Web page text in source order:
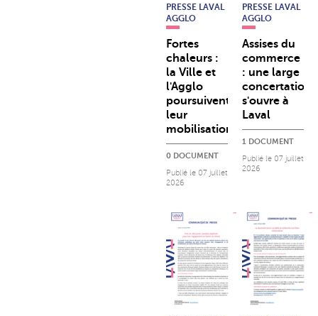
PRESSE LAVAL
AGGLO
Fortes
chaleurs :
la Ville et
l'Agglo
poursuivent
leur
mobilisation
0 DOCUMENT
Publié le 07 juillet
2026
PRESSE LAVAL
AGGLO
Assises du
commerce
: une large
concertation
s'ouvre à
Laval
1 DOCUMENT
Publié le 07 juillet
2026